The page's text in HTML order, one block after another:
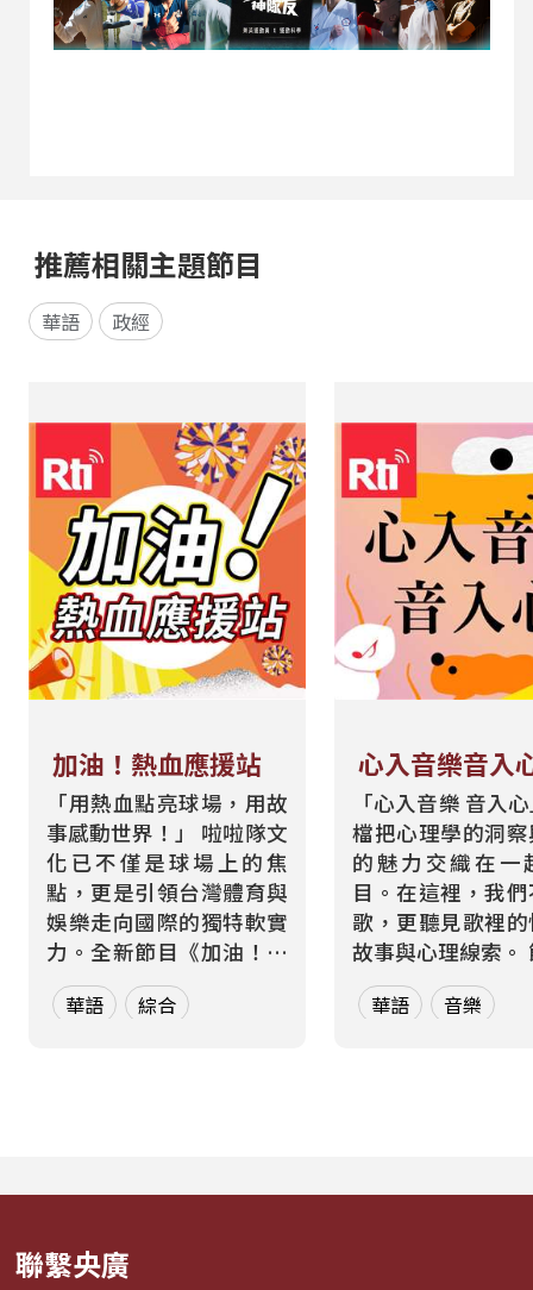
推薦相關主題節目
華語 政經
加油！熱血應援站
「用熱血點亮球場，用故
事感動世界！」 啦啦隊文
化已不僅是球場上的焦
點，更是引領台灣體育與
娛樂走向國際的獨特軟實
力。全新節目《加油！熱
血應援站》，由香港藝人
張啟樂與影視運動產業專
啦啦隊...
華語 綜合
心入音樂音入
「心入音樂 音入
檔把心理學的洞
的魅力交織在一
目。在這裡，我
歌，更聽見歌裡
故事與心理線索。 節目從
心理學的角度出
聽眾探索音樂如
舞、想流淚...
華語 音樂
聯繫央廣